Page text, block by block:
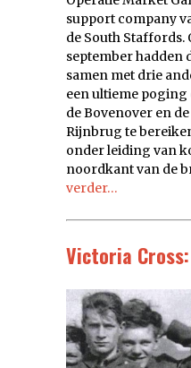
support company
de South Staffords.
september hadden
samen met drie
een ultieme
de Bovenover en
Rijnbrug te
onder leiding van
noordkant van de
verder…
Victoria